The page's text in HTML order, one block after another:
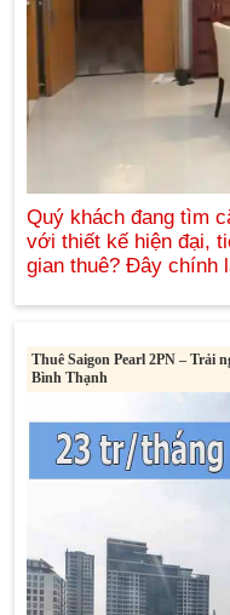
Thuê Saigon Pearl 2PN – Trải
Bình Thạnh